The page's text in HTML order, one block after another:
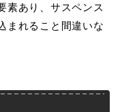
素あり、サスペンス
まれること間違いな